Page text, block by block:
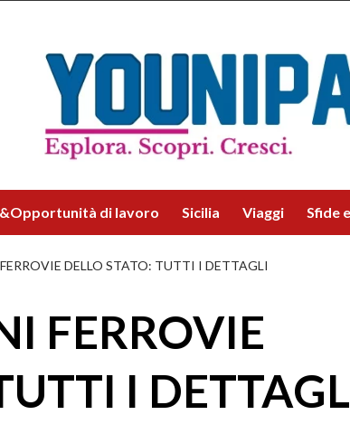
di lavoro Sicilia Viaggi Sfide
DELLO STATO: TUTTI I DETTAGLI
FERROVIE
I